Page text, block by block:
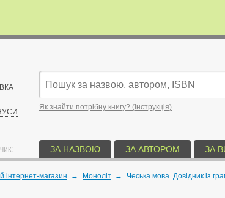
Як знайти потрібну книгу? (інструкція)
ЗА НАЗВОЮ ЗА АВТОРОМ ЗА
інтернет-магазин → Моноліт → Чеська мова. Довідник із